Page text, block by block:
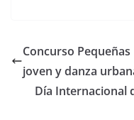
s
A
p
e
b
o
er
Concurso
joven y danza
Día Internacional